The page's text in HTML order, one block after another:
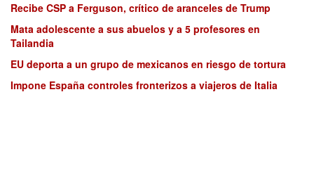
Recibe CSP a Ferguson, crítico de aranceles de Trump
Mata adolescente a sus abuelos y a 5 profesores en
Tailandia
EU deporta a un grupo de mexicanos en riesgo de tortura
Impone España controles fronterizos a viajeros de Italia